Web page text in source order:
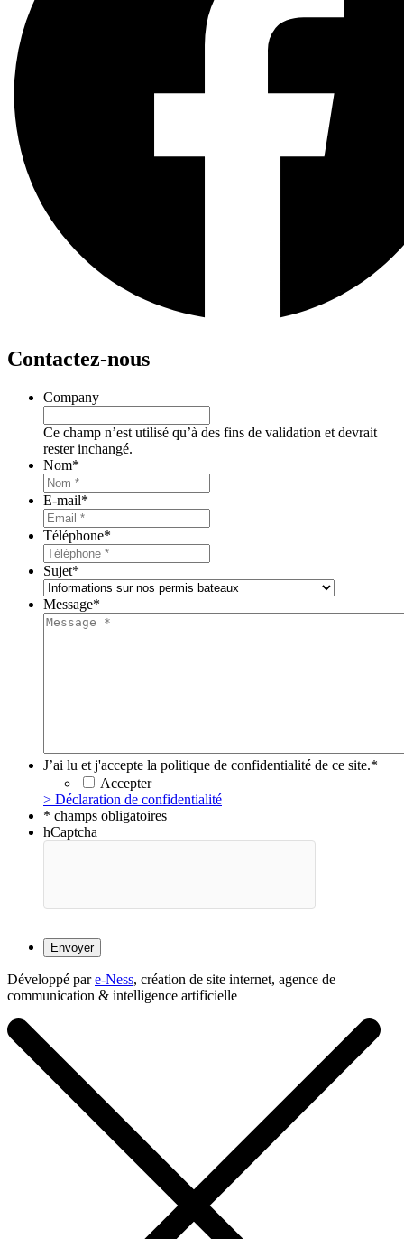
Contactez-nous
Company
Ce champ n’est utilisé qu’à des fins de validation et devrait
rester inchangé.
Nom*
E-mail*
Téléphone*
Sujet*
Message*
J’ai lu et j'accepte la politique de confidentialité de ce site.*
Accepter
> Déclaration de confidentialité
* champs obligatoires
hCaptcha
Développé pare-Ness, création de site internet, agence de
communication & intelligence artificielle